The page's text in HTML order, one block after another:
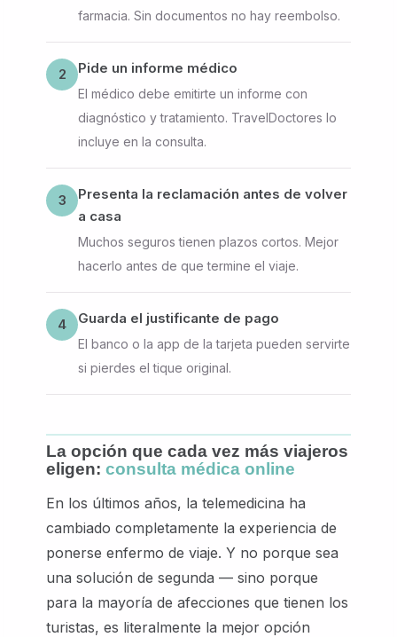
farmacia. Sin documentos no hay reembolso.
2 Pide un informe médico
El médico debe emitirte un informe con
diagnóstico y tratamiento. TravelDoctores lo
incluye en la consulta.
3
Presenta la reclamación antes de volver
a casa
Muchos seguros tienen plazos cortos. Mejor
hacerlo antes de que termine el viaje.
4 Guarda el justificante de pago
El banco o la app de la tarjeta pueden servirte
si pierdes el tique original.
La opción que cada vez más viajeros
eligen: consulta médica online
En los últimos años, la telemedicina ha
cambiado completamente la experiencia de
ponerse enfermo de viaje. Y no porque sea
una solución de segunda — sino porque
para la mayoría de afecciones que tienen los
turistas, es literalmente la mejor opción